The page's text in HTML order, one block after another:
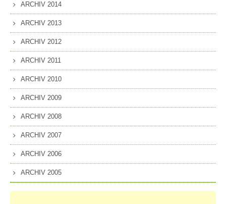
ARCHIV 2014
ARCHIV 2013
ARCHIV 2012
ARCHIV 2011
ARCHIV 2010
ARCHIV 2009
ARCHIV 2008
ARCHIV 2007
ARCHIV 2006
ARCHIV 2005